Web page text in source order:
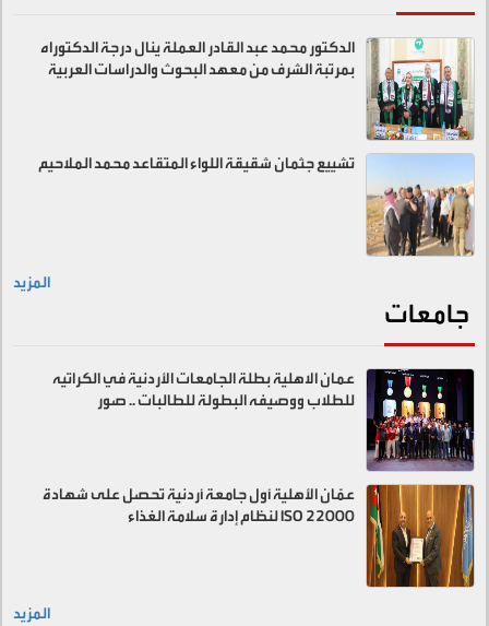
الدكتور محمد عبد القادر العملة ينال درجة الدكتوراه
بمرتبة الشرف من معهد البحوث والدراسات العربية
تشييع جثمان شقيقة اللواء المتقاعد محمد الملاحيم
المزيد
جامعات
عمان الاهلية بطلة الجامعات الأردنية في الكراتيه
للطلاب ووصيفه البطولة للطالبات .. صور
عمّان الأهلية أول جامعة أردنية تحصل على شهادة
ISO 22000 لنظام إدارة سلامة الغذاء
المزيد